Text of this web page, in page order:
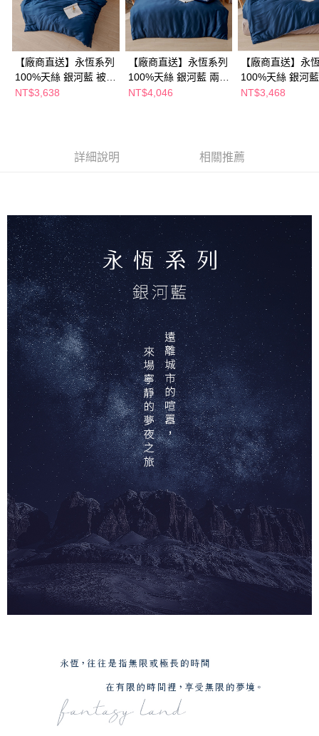
４．使用「AFTEE先享後付」時，將依據個別帳號之用戶狀況，依本公司即
時審查核予不同之上限額度；若仍有額度不足之情形，本公司將視審查結果
請求用戶進行身份認證。
５．嚴禁一人註冊多個帳號或使用他人資訊註冊。若發現惡意使用之情形，
恩沛科技股份有限公司將有權停止該用戶之使用額度並採取法律行動。
【廠商直送】永恆系列
100%天絲 銀河藍 被套
床包組-加大
NT$3,638
【廠商直送】永恆系列
100%天絲 銀河藍 兩用
被套床包組-加大
NT$4,046
【廠商直送】永
100%天絲 銀河
床包組-雙人
NT$3,468
詳細說明 相關推薦